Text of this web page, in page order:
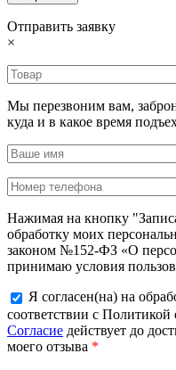
Отправить заявку
×
Мы перезвоним вам,
куда и в какое время
Нажимая на кнопку
обработку моих
законом №152-ФЗ «О
принимаю условия
Я согласен(на) на
соответствии с
Согласие действует до
моего отзыва *